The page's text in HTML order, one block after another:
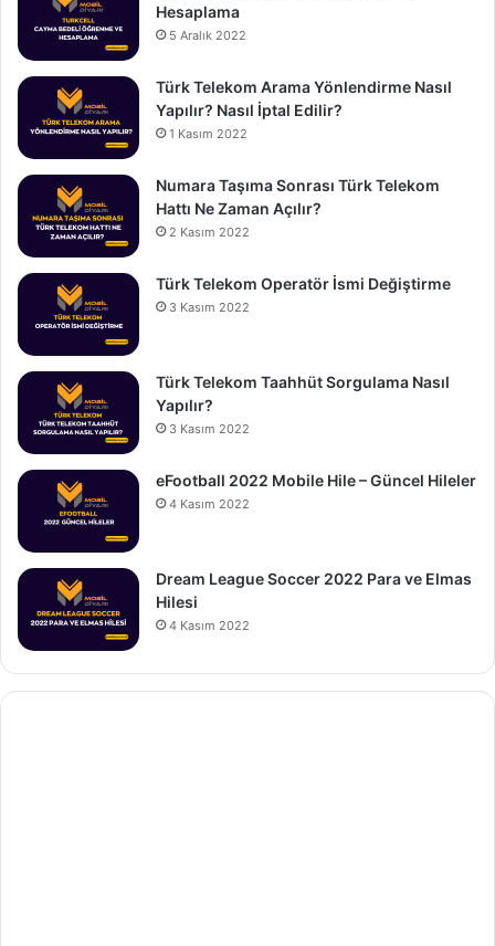
Hesaplama
5 Aralık 2022
Türk Telekom Arama Yönlendirme Nasıl
Yapılır? Nasıl İptal Edilir?
1 Kasım 2022
Numara Taşıma Sonrası Türk Telekom
Hattı Ne Zaman Açılır?
2 Kasım 2022
Türk Telekom Operatör İsmi Değiştirme
3 Kasım 2022
Türk Telekom Taahhüt Sorgulama Nasıl
Yapılır?
3 Kasım 2022
eFootball 2022 Mobile Hile – Güncel Hileler
4 Kasım 2022
Dream League Soccer 2022 Para ve Elmas
Hilesi
4 Kasım 2022